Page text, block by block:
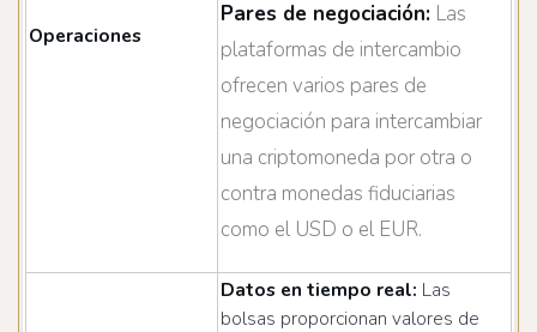
Operaciones
Pares de negociación: Las
plataformas de intercambio
ofrecen varios pares de
negociación para intercambiar
una criptomoneda por otra o
contra monedas fiduciarias
como el USD o el EUR.
Datos en tiempo real: Las
bolsas proporcionan valores de